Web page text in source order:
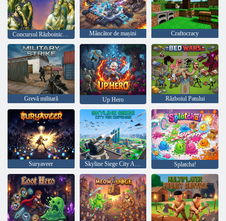
Concursul Războinicilor Greci Mâncător de mașini Craftocracy
Grevă militară Up Hero Războiul Patului
Suryaveer Skyline Siege City Air Defense Splatcha!